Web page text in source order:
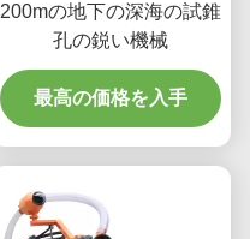
200mの地下の深海の試錐
孔の鋭い機械
最高の価格を入手